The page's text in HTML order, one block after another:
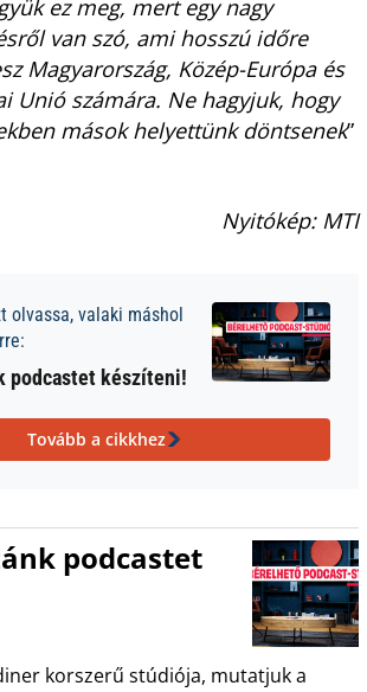
ez meg, mert egy nagy
van szó, ami hosszú időre
Magyarország, Közép-Európa és
Unió számára. Ne hagyjuk, hogy
mások helyettünk döntsenek”
Nyitókép: MTI
olvassa, valaki máshol
podcastet készíteni!
Tovább a cikkhez
podcastet
korszerű stúdiója, mutatjuk a